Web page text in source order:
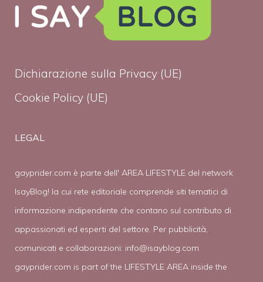
Dichiarazione sulla Privacy (UE)
Cookie Policy (UE)
LEGAL
gayprider.com è parte dell' AREA LIFESTYLE del network
IsayBlog! la cui rete editoriale comprende siti tematici di
informazione indipendente che contano sul contributo di
appassionati ed esperti del settore. Per pubblicità,
comunicati e collaborazioni: info@isayblog.com
gayprider.com is part of the LIFESTYLE AREA inside the